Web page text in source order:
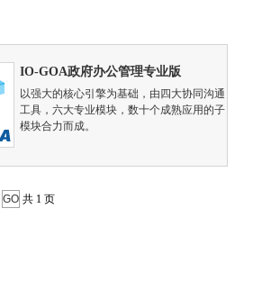
IO-GOA政府办公管理专业版
以强大的核心引擎为基础，由四大协同沟通
工具，六大专业模块，数十个成熟应用的子
模块合力而成。
共 1 页